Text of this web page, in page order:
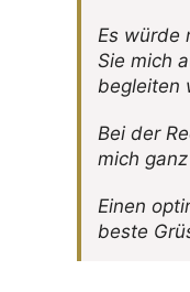
Es würde
Sie mich
begleiten
Bei der
mich
Einen
beste